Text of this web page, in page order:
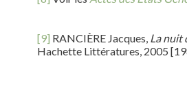
[9] RANCIÈRE Jacques, La nuit
Hachette Littératures, 2005